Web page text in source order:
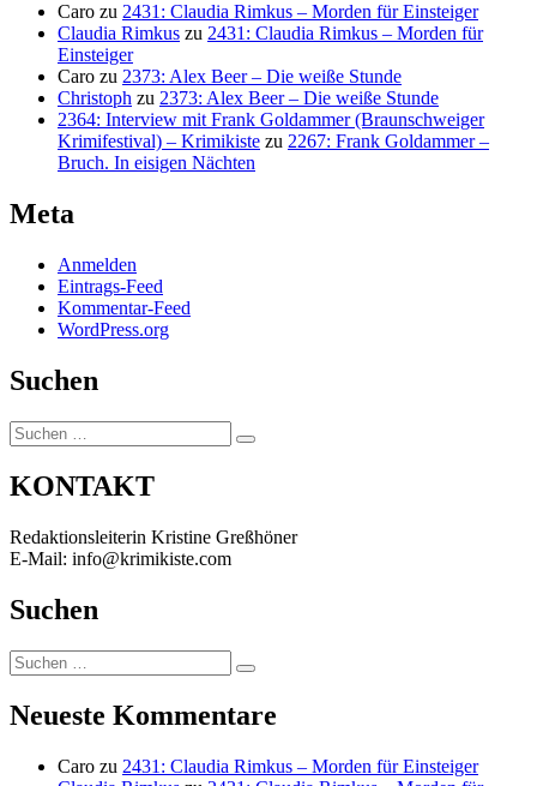
Caro zu 2431: Claudia Rimkus – Morden für Einsteiger
Claudia Rimkus zu 2431: Claudia Rimkus – Morden für
Einsteiger
Caro zu 2373: Alex Beer – Die weiße Stunde
Christoph zu 2373: Alex Beer – Die weiße Stunde
2364: Interview mit Frank Goldammer (Braunschweiger
Krimifestival) – Krimikiste zu 2267: Frank Goldammer –
Bruch. In eisigen Nächten
Meta
Anmelden
Eintrags-Feed
Kommentar-Feed
WordPress.org
Suchen
Suchen
nach:
Suchen
KONTAKT
Redaktionsleiterin Kristine Greßhöner
E-Mail: info@krimikiste.com
Suchen
Suchen
nach:
Suchen
Neueste Kommentare
Caro zu 2431: Claudia Rimkus – Morden für Einsteiger